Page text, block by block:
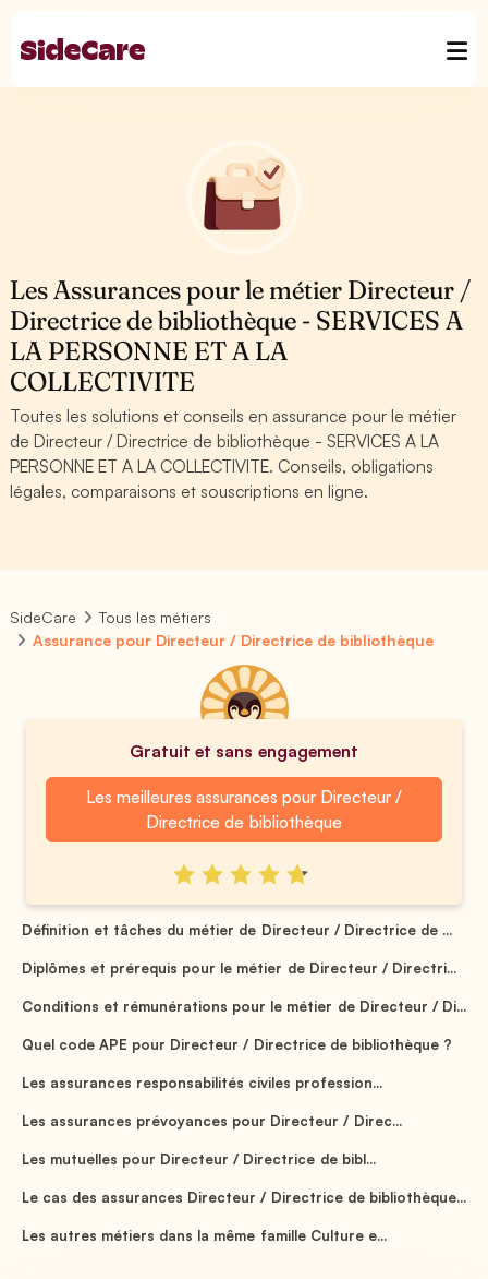
Les Assurances pour le métier Directeur /
Directrice de bibliothèque - SERVICES A
LA PERSONNE ET A LA
COLLECTIVITE
Toutes les solutions et conseils en assurance pour le métier
de Directeur / Directrice de bibliothèque - SERVICES A LA
PERSONNE ET A LA COLLECTIVITE. Conseils, obligations
légales, comparaisons et souscriptions en ligne.
SideCare
Tous les métiers
Assurance pour Directeur / Directrice de bibliothèque
Gratuit et sans engagement
Les meilleures assurances pour Directeur /
Directrice de bibliothèque
Définition et tâches du métier de Directeur / Directrice de ...
Diplômes et prérequis pour le métier de Directeur / Directri...
Conditions et rémunérations pour le métier de Directeur / Di...
Quel code APE pour Directeur / Directrice de bibliothèque ?
Les assurances responsabilités civiles profession...
Les assurances prévoyances pour Directeur / Direc...
Les mutuelles pour Directeur / Directrice de bibl...
Le cas des assurances Directeur / Directrice de bibliothèque...
Les autres métiers dans la même famille Culture e...